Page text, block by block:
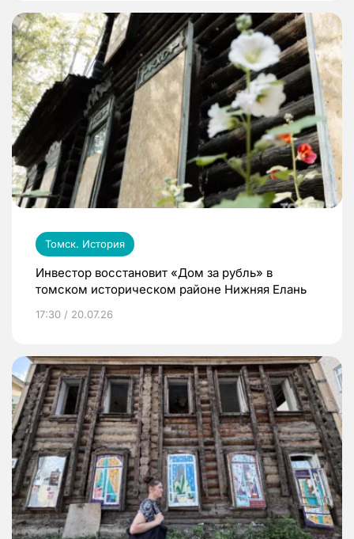
Томск. История
Инвестор восстановит «Дом за рубль» в
томском историческом районе Нижняя Елань
17:30 / 20.07.26